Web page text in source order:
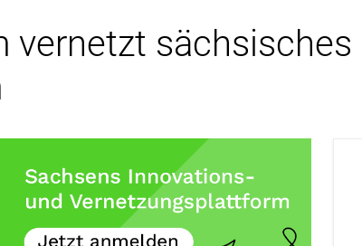
vernetzt sächsisches